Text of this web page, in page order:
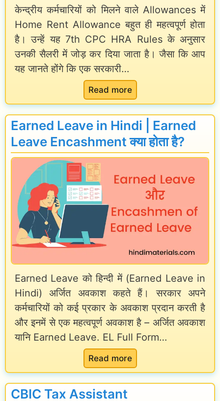
P
r
m
t
i
i
n
H
i
d
i
e
v
R
u
s
o
r
C
n
t
केन्द्रीय कर्मचारियों को मिलने वाले Allowances में
Home Rent Allowance बहुत ही महत्वपूर्ण होता
है। उन्हें यह 7th CPC HRA Rules के अनुसार
उनकी सैलरी में जोड़ कर दिया जाता है। जैसा कि आप
यह जानते होंगे कि एक सरकारी…
Read more:
7
t
h
C
C
R
A
u
l
s
f
o
r
C
Earned Leave in Hindi | Earned
Leave Encashment क्या होता है?
Earned Leave को हिन्दी में (Earned Leave in
Hindi) अर्जित अवकाश कहते हैं। सरकार अपने
कर्मचारियों को कई प्रकार के अवकाश प्रदान करती है
और इनमें से एक महत्वपूर्ण अवकाश है – अर्जित अवकाश
यानि Earned Leave. EL Full Form…
Read more:
E
CBIC Tax Assistant